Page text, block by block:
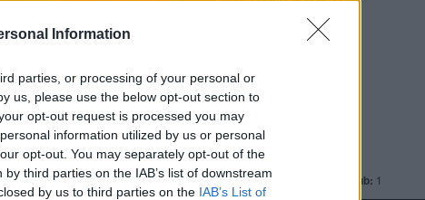
Information
parties, or processing of your personal or
us, please use the below opt-out section to
opt-out request is processed you may
information utilized by us or personal
opt-out. You may separately opt-out of the
third parties on the IAB’s list of downstream
by us to third parties on the IAB’s List of
FA Cup:
League Cup:
FA Community Shield:
Champions League:
Supercoppa Europea:
Coppa del Mondo per Club: 1